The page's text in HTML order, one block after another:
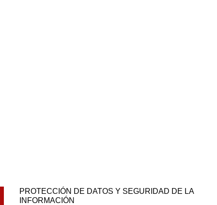
PROTECCIÓN DE DATOS Y SEGURIDAD DE LA
INFORMACIÓN